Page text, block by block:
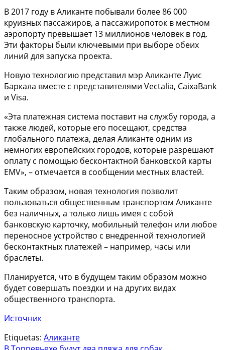
В 2017 году в Аликанте побывали более 86 000
круизных пассажиров, а пассажиропоток в местном
аэропорту превышает 13 миллионов человек в год.
Эти факторы были ключевыми при выборе обеих
линий для запуска проекта.
Новую технологию представил мэр Аликанте Луис
Баркала вместе с представителями Vectalia, CaixaBank
и Visa.
«Эта платежная система поставит на службу города, а
также людей, которые его посещают, средства
глобального платежа, делая Аликанте одним из
немногих европейских городов, которые разрешают
оплату с помощью бесконтактной банковской карты
EMV», – отмечается в сообщении местных властей.
Таким образом, новая технология позволит
пользоваться общественным транспортом Аликанте
без наличных, а только лишь имея с собой
банковскую карточку, мобильный телефон или любое
переносное устройство с внедренной технологией
бесконтактных платежей – например, часы или
браслеты.
Планируется, что в будущем таким образом можно
будет совершать поездки и на других видах
общественного транспорта.
Источник
Etiquetas: Аликанте